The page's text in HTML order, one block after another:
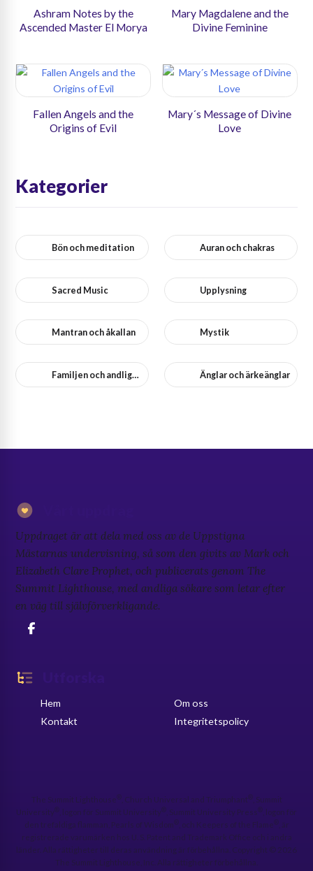
Ashram Notes by the
Ascended Master El Morya
Mary Magdalene and the
Divine Feminine
Fallen Angels and the
Origins of Evil
Mary´s Message of Divine
Love
Kategorier
Bön och meditation Auran och chakras
Sacred Music Upplysning
Mantran och åkallan Mystik
Familjen och andlighet Änglar och ärkeänglar
Uppdraget är att dela med oss av de Uppstigna
Mästarnas undervisning, så som den givits av Mark och
Elizabeth Clare Prophet, och publicerats genom The
Summit Lighthouse, med andliga sökare som letar efter
en väg till självförverkligande.
Hem
Kontakt
Om oss
Integritetspolicy
The Summit Lighthouse®, Church Universal and Triumphant®, Summit
University® , logon för Summit University® , Summit University Press® , logon för
den trefaldiga flamman, Pearls of Wisdom®, och Keepers of the Flame®, är
registrerade varumärken hos U. S. Patent and Trademark Office och i andra
länder. Alla rättigheter till deras användning är förbehållna. Copyright © 2026
The Summit Lighthouse, Inc. Alla rättigheter förbehållna.